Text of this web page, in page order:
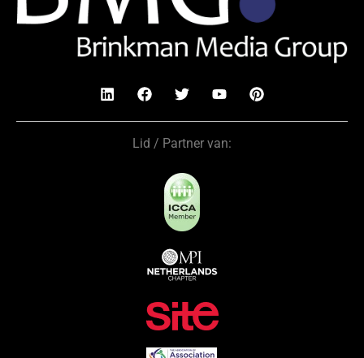
Lid / Partner van: